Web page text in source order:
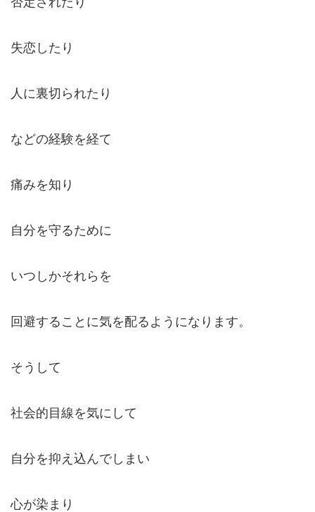
失恋したり
人に裏切られたり
などの経験を経て
痛みを知り
自分を守るために
いつしかそれらを
回避することに気を配るようになります。
そうして
社会的目線を気にして
自分を抑え込んでしまい
心が染まり